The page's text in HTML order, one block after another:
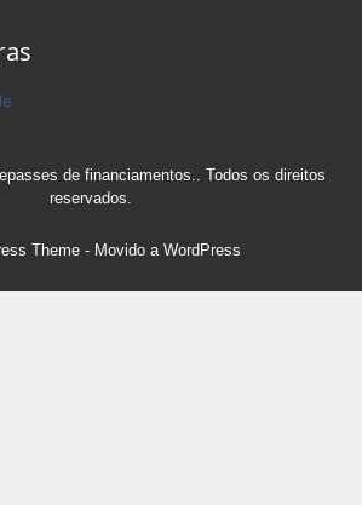
de financiamentos.. Todos os direitos
reservados.
Theme- Movido a WordPress